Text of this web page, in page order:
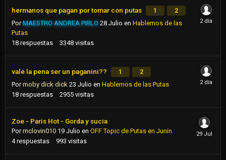
hermanos que pagan por tomar con putas 1 2
PorMAESTRO ANDREA PIRLO 28 Julio en Hablemos de las
Putas
18 respuestas 3348 visitas
vale la pena ser un paganini?? 1 2
Pormoby dick dick 23 Julio en Hablemos de las Putas
18 respuestas 2955 visitas
Zoe - Paris Hot - Gorda y sucia
Pormclovin010 19 Julio en OFF Topic de Putas en Junin
4 respuestas 993 visitas